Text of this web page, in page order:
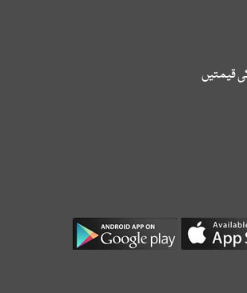
قیمتیں